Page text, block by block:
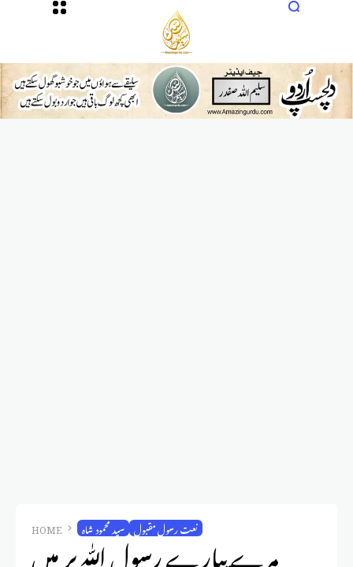
HOME سید محمود شاہ نعت رسول مقبول
مرے پیارے رسول اللّٰہ پر میں